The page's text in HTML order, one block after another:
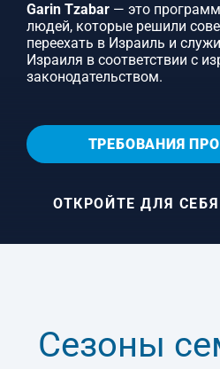
Garin Tzabar — это
людей, которые решили
переехать в Израиль и
Израиля в соответствии с
законодательством.
ТРЕБОВАНИЯ
ОТКРОЙТЕ ДЛЯ
Сезоны